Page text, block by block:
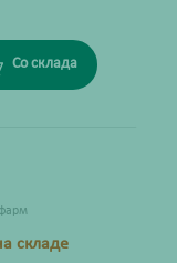
Со склада
складе